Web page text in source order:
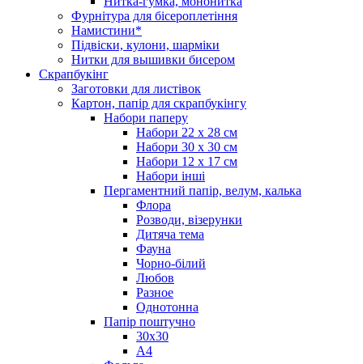
Фурнітура для бісероплетіння
Намистини*
Підвіски, кулони, шарміки
Нитки для вышивки бисером
Скрапбукінг
Заготовки для листівок
Картон, папір для скрапбукінгу
Набори паперу
Набори 22 х 28 см
Набори 30 х 30 см
Набори 12 х 17 см
Набори інші
Пергаментний папір, велум, калька
Флора
Розводи, візерунки
Дитяча тема
Фауна
Чорно-білий
Любов
Разное
Однотонна
Папір поштучно
30х30
А4